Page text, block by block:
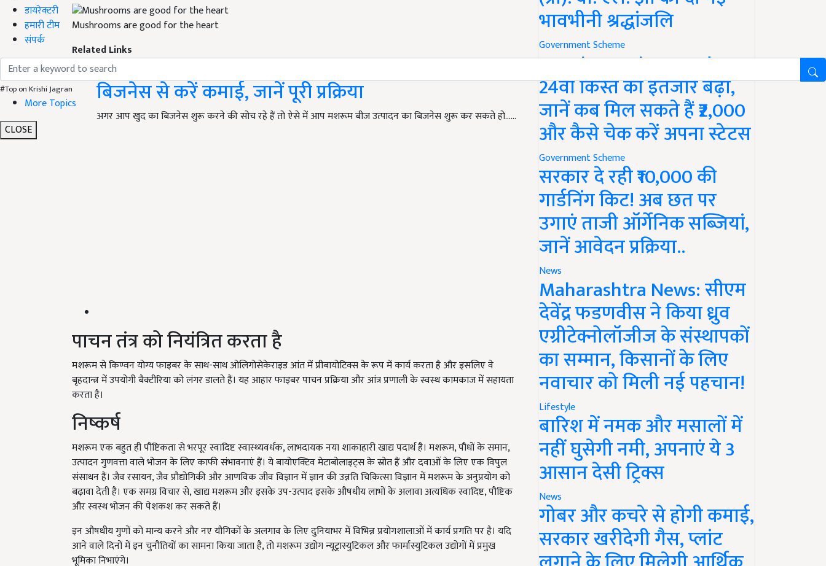
डायरेक्टरी
हमारी टीम
संपर्क
#Top on Krishi Jagran
More Topics
CLOSE
Mushrooms are good for the heart
Related Links
Mushroom Seed Production: मशरूम बीज उत्पादन के
बिजनेस से करें कमाई, जानें पूरी प्रक्रिया
अगर आप खुद का बिजनेस शुरू करने की सोच रहे हैं तो ऐसे में आप मशरूम बीज उत्पादन का बिजनेस शुरू कर सकते हो...…
पाचन तंत्र को नियंत्रित करता है
मशरूम से किण्वन योग्य फाइबर के साथ-साथ ओलिगोसेकेराइड आंत में प्रीबायोटिक्स के रूप में कार्य करता है और इसलिए वे
बृहदान्त्र में उपयोगी बैक्टीरिया को लंगर डालते हैं। यह आहार फाइबर पाचन प्रक्रिया और आंत्र प्रणाली के स्वस्थ कामकाज में सहायता
करता है।
निष्कर्ष
मशरूम एक बहुत ही पौष्टिकता से भरपूर स्वादिष्ट स्वास्थ्यवर्धक, लाभदायक नया शाकाहारी खाद्य पदार्थ है। मशरूम, पौधों के समान,
उत्पादन गुणवत्ता वाले भोजन के लिए काफी संभावनाएं हैं। ये बायोएक्टिव मेटाबोलाइट्स के स्रोत हैं और दवाओं के लिए एक विपुल
संसाधन हैं। जैव रसायन, जैव प्रौद्योगिकी और आणविक जीव विज्ञान में ज्ञान की उन्नति चिकित्सा विज्ञान में मशरूम के अनुप्रयोग को
बढ़ावा देती है। एक समग्र विचार से, खाद्य मशरूम और इसके उप-उत्पाद इसके औषधीय लाभों के अलावा अत्यधिक स्वादिष्ट, पौष्टिक
और स्वस्थ भोजन की पेशकश कर सकते हैं।
इन औषधीय गुणों को मान्य करने और नए यौगिकों के अलगाव के लिए दुनियाभर में विभिन्न प्रयोगशालाओं में कार्य प्रगति पर है। यदि
आने वाले दिनों में इन चुनौतियों का सामना किया जाता है, तो मशरूम उद्योग न्यूट्रास्युटिकल और फार्मास्युटिकल उद्योगों में प्रमुख
भूमिका निभाएंगे।
भावभीनी श्रद्धांजलि
Government Scheme
PM Kisan Yojana Update:
24वीं किस्त का इंतजार बढ़ा,
जानें कब मिल सकते हैं ₹2,000
और कैसे चेक करें अपना स्टेटस
Government Scheme
सरकार दे रही ₹10,000 की
गार्डनिंग किट! अब छत पर
उगाएं ताजी ऑर्गेनिक सब्जियां,
जानें आवेदन प्रक्रिया..
News
Maharashtra News: सीएम
देवेंद्र फडणवीस ने किया ध्रुव
एग्रीटेक्नोलॉजीज के संस्थापकों
का सम्मान, किसानों के लिए
नवाचार को मिली नई पहचान!
Lifestyle
बारिश में नमक और मसालों में
नहीं घुसेगी नमी, अपनाएं ये 3
आसान देसी ट्रिक्स
News
गोबर और कचरे से होगी कमाई,
सरकार खरीदेगी गैस, प्लांट